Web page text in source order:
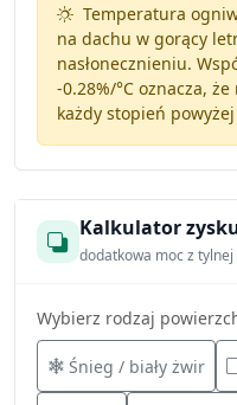
Temperatura
na dachu w gorący
nasłonecznieniu.
-0.28%/°Coznacza, że
każdy stopień powyżej
Kalkulator
dodatkowa moc z tylnej
Wybierz rodzaj
Śnieg / biały żwir